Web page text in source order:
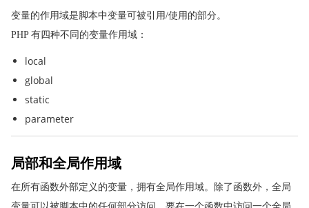
PHP 5 Calendar 函数
PHP cURL 函数
PHP 5 Date/Time 函数
PHP 5 Directory 函数
PHP Error 和 Logging 函数
PHP 5 Filesystem 函数
PHP FTP 函数
PHP HTTP 函数
PHP Libxml 函数
变量的作用域是脚本中变量可被引用/使用的部分。
PHP 有四种不同的变量作用域：
local
global
static
parameter
局部和全局作用域
在所有函数外部定义的变量，拥有全局作用域。除了函数外，全局